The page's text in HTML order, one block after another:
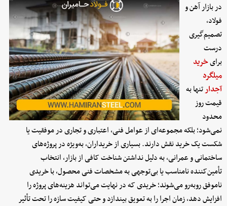
در بازار آهن و
فولاد،
تصمیم‌گیری
درست
برایخرید
میلگرد
آجدارتنها به
قیمت روز
محدود
نمی‌شود؛ بلکه مجموعه‌ای از عوامل فنی، اعتباری و تجاری در موفقیت یا
شکست یک خرید نقش دارند. بسیاری از خریداران، به‌ویژه در پروژه‌های
ساختمانی و عمرانی، به دلیل نداشتن شناخت کافی از بازار، انتخاب
تأمین‌کننده نامناسب یا بی‌توجهی به مشخصات فنی محصول، با خریدی
ناموفق روبه‌رو می‌شوند؛ خریدی که در نهایت می‌تواند هزینه‌های پروژه را
افزایش دهد، زمان اجرا را به تعویق بیندازد و حتی کیفیت سازه را تحت تأثیر